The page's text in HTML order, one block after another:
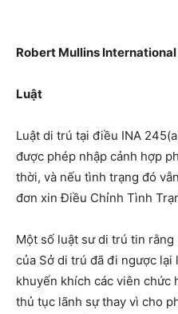
Robert Mullins International
Luật
Luật di trú tại điều INA
được phép nhập cảnh hợp
thời, và nếu tình trạng đó
đơn xin Điều Chỉnh Tình
Một số luật sư di trú tin
của Sở di trú đã đi ngược lại
khuyến khích các viên chức
thủ tục lãnh sự thay vì cho